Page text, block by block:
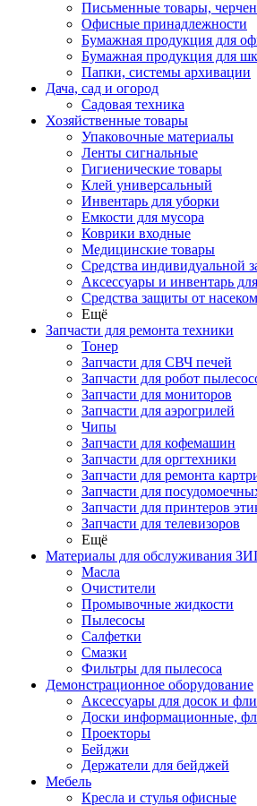
Письменные товары,
Офисные принадлежности
Бумажная продукция для
Бумажная продукция для
Папки, системы архивации
Дача, сад и огород
Садовая техника
Хозяйственные товары
Упаковочные материалы
Ленты сигнальные
Гигиенические товары
Клей универсальный
Инвентарь для уборки
Емкости для мусора
Коврики входные
Медицинские товары
Средства индивидуальной
Аксессуары и инвентарь
Средства защиты от
Ещё
Запчасти для ремонта техники
Тонер
Запчасти для СВЧ печей
Запчасти для робот
Запчасти для мониторов
Запчасти для аэрогрилей
Чипы
Запчасти для кофемашин
Запчасти для оргтехники
Запчасти для ремонта
Запчасти для
Запчасти для принтеров
Запчасти для телевизоров
Ещё
Материалы для обслуживания
Масла
Очистители
Промывочные жидкости
Пылесосы
Салфетки
Смазки
Фильтры для пылесоса
Демонстрационное оборудование
Аксессуары для досок и
Доски информационные,
Проекторы
Бейджи
Держатели для бейджей
Мебель
Кресла и стулья офисные